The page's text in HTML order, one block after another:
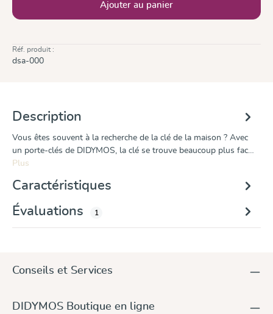
Ajouter au panier
Réf. produit :
dsa-000
Description
Vous êtes souvent à la recherche de la clé de la maison ? Avec
un porte-clés de DIDYMOS, la clé se trouve beaucoup plus fac…
Plus
Caractéristiques
Évaluations
1
Conseils et Services
DIDYMOS Boutique en ligne